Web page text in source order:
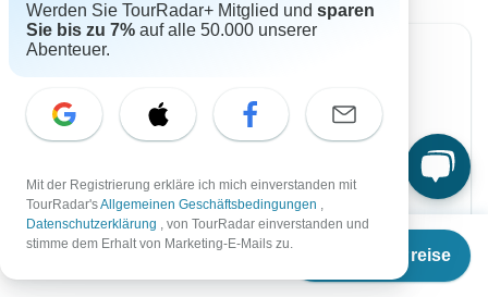
Ab€2.829
Termine & Preise
-15%
23 Aug, 2026 12 Sep, 2026
Englisch
Sehr beliebt
Abfahrt auf Anfrage
Ab: €2.919€2.481 per person
Werden Sie TourRadar+ Mitglied und sparen
Sie bis zu 7% auf alle 50.000 unserer
Abenteuer.
Mit der Registrierung erkläre ich mich einverstanden mit
TourRadar'sAllgemeinen Geschäftsbedingungen ,
Datenschutzerklärung , von TourRadar einverstanden und
stimme dem Erhalt von Marketing-E-Mails zu.